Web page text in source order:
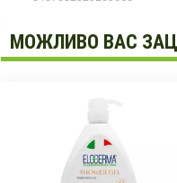
МОЖЛИВО ВАС